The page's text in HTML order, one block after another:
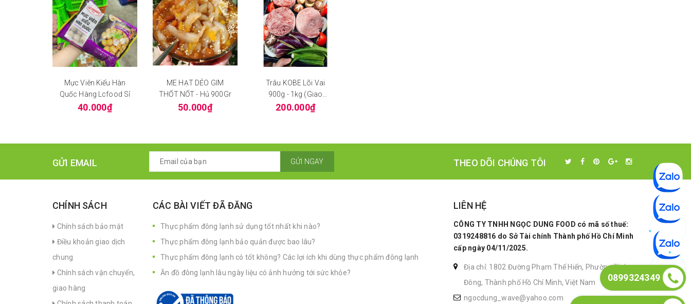
Mực Viên Kiểu Hàn
Quốc Hàng Lcfood Sỉ
40.000₫
ME HẠT DẺO GIM
THỐT NỐT - Hủ 900Gr
50.000₫
Trâu KOBE Lõi Vai
900g - 1kg (giao
Tphcm)
200.000₫
GỬI EMAIL GỬI NGAY THEO DÕI CHÚNG TÔI
CHÍNH SÁCH
Chính sách bảo mật
Điều khoản giao dịch
chung
Chính sách vận chuyển,
giao hàng
CÁC BÀI VIẾT ĐÃ ĐĂNG
Thực phẩm đông lạnh sử dụng tốt nhất khi nào?
Thực phẩm đông lạnh bảo quản được bao lâu?
Thực phẩm đông lạnh có tốt không? Các lợi ích khi dùng thực phẩm đông lạnh
Ăn đồ đông lạnh lâu ngày liệu có ảnh hưởng tới sức khỏe?
LIÊN HỆ
CÔNG TY TNHH NGỌC DUNG FOOD có mã số thuế:
0319248816 do Sở Tài chính Thành phố Hồ Chí Minh
cấp ngày 04/11/2025.
Địa chỉ: 1802 Đường Phạm Thế Hiển, Phường Bình
Đông, Thành phố Hồ Chí Minh, Việt Nam
ngocdung_wave@yahoo.com
0899324349